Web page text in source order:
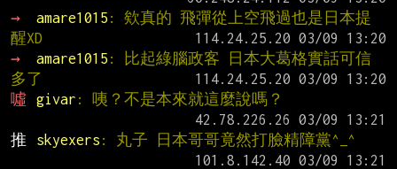
→
amare1015 : 欸真的 飛彈從上空飛過也是日本提
醒XD
→
amare1015 : 比起綠腦政客 日本大葛格實話可信
多了
噓
givar : 咦？不是本來就這麼說嗎？
推
skyexers : 丸子 日本哥哥竟然打臉精障黨^_^